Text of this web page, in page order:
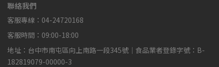
聯絡我們
客服專線：04-24720168
客服時間：09:00-18:00
地址：台中市南屯區向上南路一段345號｜食品業者登錄字號：B-
182819079-00000-3